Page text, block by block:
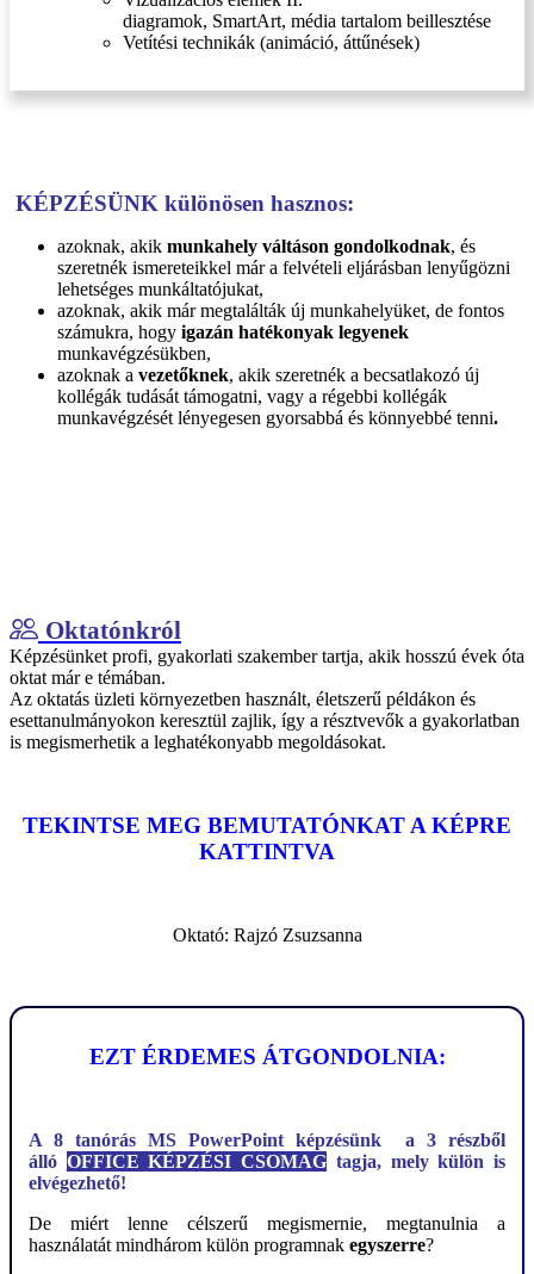
diagramok, SmartArt, média tartalom beillesztése
Vetítési technikák (animáció, áttűnések)
KÉPZÉSÜNK különösen hasznos:
azoknak, akik munkahely váltáson gondolkodnak, és
szeretnék ismereteikkel már a felvételi eljárásban lenyűgözni
lehetséges munkáltatójukat,
azoknak, akik már megtalálták új munkahelyüket, de fontos
számukra, hogy igazán hatékonyak legyenek
munkavégzésükben,
azoknak a vezetőknek, akik szeretnék a becsatlakozó új
kollégák tudását támogatni, vagy a régebbi kollégák
munkavégzését lényegesen gyorsabbá és könnyebbé tenni.
Oktatónkról
Képzésünket profi, gyakorlati szakember tartja, akik hosszú évek óta
oktat már e témában.
Az oktatás üzleti környezetben használt, életszerű példákon és
esettanulmányokon keresztül zajlik, így a résztvevők a gyakorlatban
is megismerhetik a leghatékonyabb megoldásokat.
TEKINTSE MEG BEMUTATÓNKAT A KÉPRE
KATTINTVA
Oktató: Rajzó Zsuzsanna
EZT ÉRDEMES ÁTGONDOLNIA:
A 8 tanórás MS PowerPoint képzésünk a 3 részből
álló OFFICE KÉPZÉSI CSOMAG tagja, mely külön is
elvégezhető!
De miért lenne célszerű megismernie, megtanulnia a
használatát mindhárom külön programnak egyszerre?